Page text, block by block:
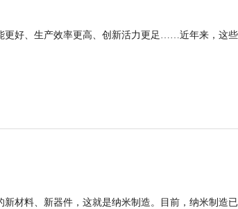
更好、生产效率更高、创新活力更足……近年来，这
材料、新器件，这就是纳米制造。目前，纳米制造